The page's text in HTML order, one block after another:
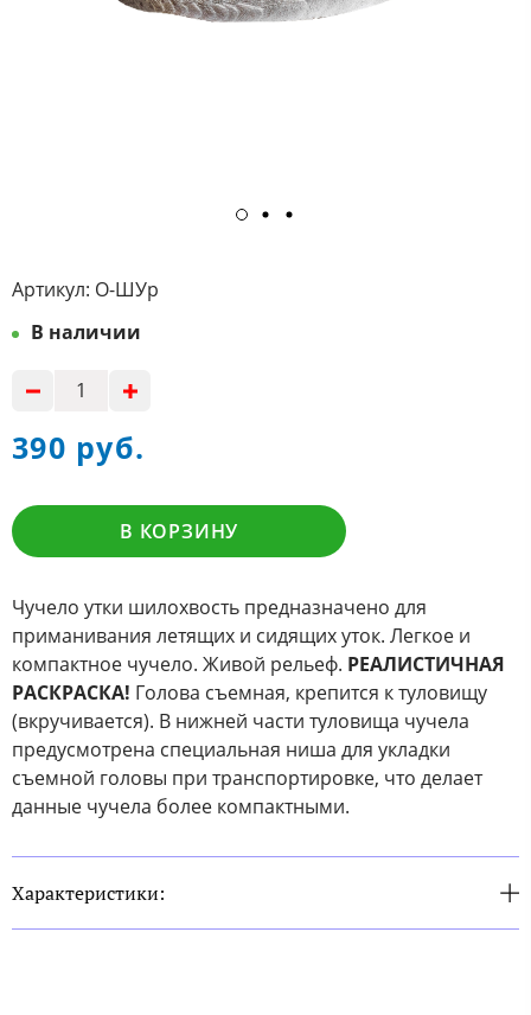
Артикул: О-ШУр
В наличии
390 руб.
В КОРЗИНУ
Чучело утки шилохвость предназначено для
приманивания летящих и сидящих уток. Легкое и
компактное чучело. Живой рельеф. РЕАЛИСТИЧНАЯ
РАСКРАСКА! Голова съемная, крепится к туловищу
(вкручивается). В нижней части туловища чучела
предусмотрена специальная ниша для укладки
съемной головы при транспортировке, что делает
данные чучела более компактными.
Характеристики: